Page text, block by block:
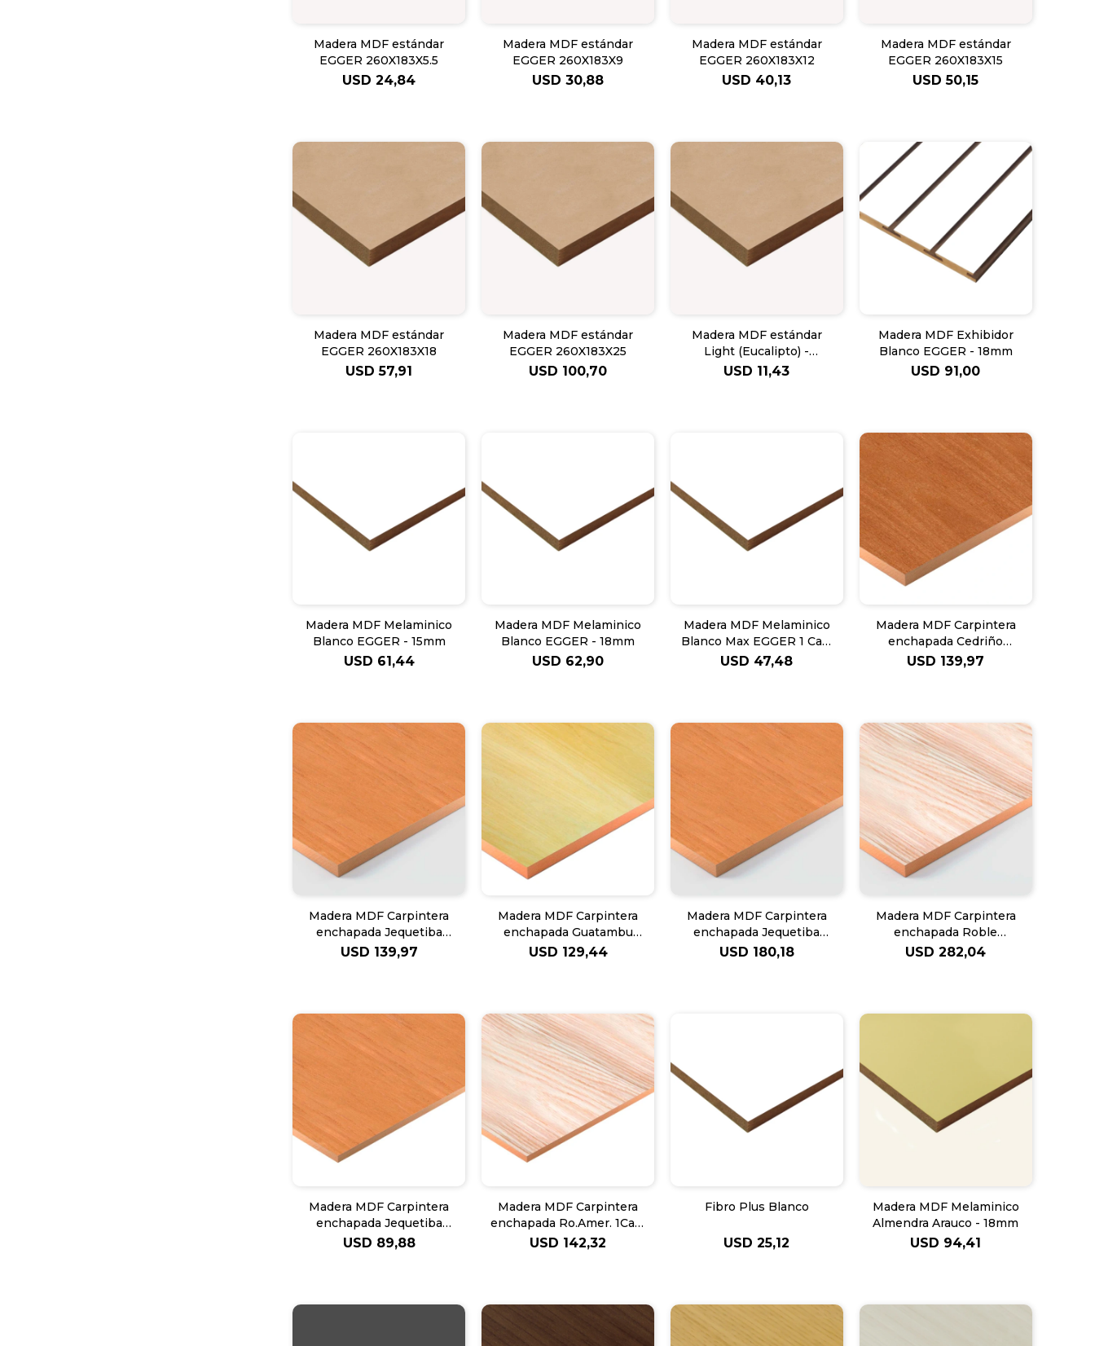
Madera MDF estándar
EGGER 260X183X5.5
USD 24,84
Madera MDF estándar
EGGER 260X183X9
USD 30,88
Madera MDF estándar
EGGER 260X183X12
USD 40,13
Madera MDF estándar
EGGER 260X183X15
USD 50,15
Madera MDF estándar
EGGER 260X183X18
USD 57,91
Madera MDF estándar
EGGER 260X183X25
USD 100,70
Madera MDF estándar
Light (Eucalipto) -
213X160X3mm
USD 11,43
Madera MDF Exhibidor
Blanco EGGER - 18mm
USD 91,00
Madera MDF Melaminico
Blanco EGGER - 15mm
USD 61,44
Madera MDF Melaminico
Blanco EGGER - 18mm
USD 62,90
Madera MDF Melaminico
Blanco Max EGGER 1 Cara
- 5.5mm
USD 47,48
Madera MDF Carpintera
enchapada Cedriño
Eucalipto - 19mm
USD 139,97
Madera MDF Carpintera
enchapada Jequetiba
Eucalipto - 19mm
USD 139,97
Madera MDF Carpintera
enchapada Guatambu
Eucalipto - 19mm
USD 129,44
Madera MDF Carpintera
enchapada Jequetiba
Eucalipto - 16mm
USD 180,18
Madera MDF Carpintera
enchapada Roble
Americano Natural
USD 282,04
Madera MDF Carpintera
enchapada Jequetiba
1Cara Eucalipto 5.5mm
USD 89,88
Madera MDF Carpintera
enchapada Ro.Amer. 1Cara
Eucalipto 5.5mm
USD 142,32
Fibro Plus Blanco
USD 25,12
Madera MDF Melaminico
Almendra Arauco - 18mm
USD 94,41